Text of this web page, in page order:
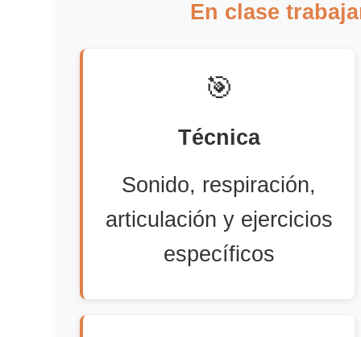
En clase
🎯
Técnica
Sonido, respiración,
articulación y ejercicios
específicos